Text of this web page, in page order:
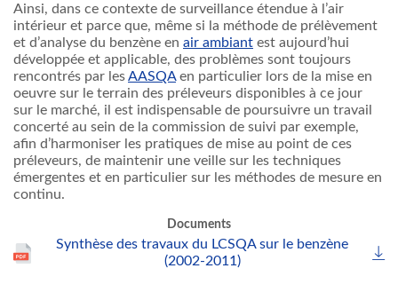
Ainsi, dans ce contexte de surveillance étendue à l’air
intérieur et parce que, même si la méthode de prélèvement
et d’analyse du benzène en air ambiant est aujourd’hui
développée et applicable, des problèmes sont toujours
rencontrés par lesAASQAen particulier lors de la mise en
oeuvre sur le terrain des préleveurs disponibles à ce jour
sur le marché, il est indispensable de poursuivre un travail
concerté au sein de la commission de suivi par exemple,
afin d’harmoniser les pratiques de mise au point de ces
préleveurs, de maintenir une veille sur les techniques
émergentes et en particulier sur les méthodes de mesure en
continu.
Documents
Synthèse des travaux du LCSQA sur le benzène
(2002-2011)